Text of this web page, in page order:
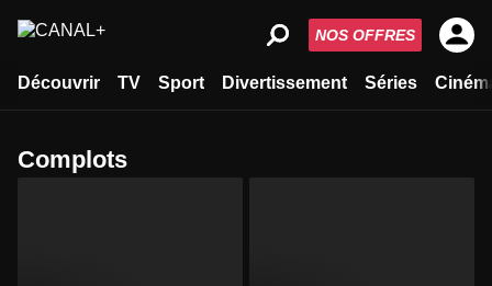
Découvrir TV Sport Divertissement Séries
NOS OFFRES
complots